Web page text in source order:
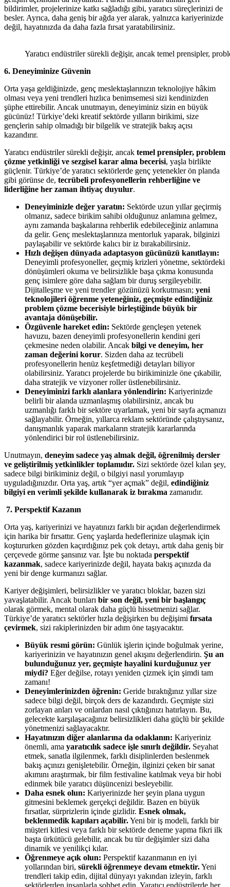
bildirimler, projelerinize katkı sağladığı gibi, yaratıcı süreçlerinizi de
besler. Ayrıca, daha geniş bir ağda yer alarak, yalnızca kariyerinizde
değil, hayatınızda da daha fazla fırsat yaratabilirsiniz.
Yaratıcı endüstriler sürekli değişir, ancak temel prensipler,
6. Deneyiminize Güvenin
Orta yaşa geldiğinizde, genç meslektaşlarınızın teknolojiye hâkim
olması veya yeni trendleri hızlıca benimsemesi sizi kendinizden
şüphe ettirebilir. Ancak unutmayın, deneyiminiz sizin en büyük
gücünüz! Türkiye’deki kreatif sektörde yılların birikimi, size
gençlerin sahip olmadığı bir bilgelik ve stratejik bakış açısı
kazandırır.
Yaratıcı endüstriler sürekli değişir, ancak temel prensipler, problem
çözme yetkinliği ve sezgisel karar alma becerisi, yaşla birlikte
güçlenir. Türkiye’de yaratıcı sektörlerde genç yetenekler ön planda
gibi görünse de, tecrübeli profesyonellerin rehberliğine ve
liderliğine her zaman ihtiyaç duyulur.
Deneyiminizle değer yaratın: Sektörde uzun yıllar geçirmiş
olmanız, sadece birikim sahibi olduğunuz anlamına gelmez,
aynı zamanda başkalarına rehberlik edebileceğiniz anlamına
da gelir. Genç meslektaşlarınıza mentorluk yaparak, bilginizi
paylaşabilir ve sektörde kalıcı bir iz bırakabilirsiniz.
Hızlı değişen dünyada adaptasyon gücünüzü kanıtlayın:
Deneyimli profesyoneller, geçmiş krizleri yönetme, sektördeki
dönüşümleri okuma ve belirsizlikle başa çıkma konusunda
genç isimlere göre daha sağlam bir duruş sergileyebilir.
Dijitalleşme ve yeni trendler gözünüzü korkutmasın; yeni
teknolojileri öğrenme yeteneğiniz, geçmişte edindiğiniz
problem çözme becerisiyle birleştiğinde büyük bir
avantaja dönüşebilir.
Özgüvenle hareket edin: Sektörde gençleşen yetenek
havuzu, bazen deneyimli profesyonellerin kendini geri
çekmesine neden olabilir. Ancak bilgi ve deneyim, her
zaman değerini korur. Sizden daha az tecrübeli
profesyonellerin henüz keşfetmediği detayları biliyor
olabilirsiniz. Yaratıcı projelerde bu birikiminizle öne çıkabilir,
daha stratejik ve vizyoner roller üstlenebilirsiniz.
Deneyiminizi farklı alanlara yönlendirin: Kariyerinizde
belirli bir alanda uzmanlaşmış olabilirsiniz, ancak bu
uzmanlığı farklı bir sektöre uyarlamak, yeni bir sayfa açmanızı
sağlayabilir. Örneğin, yıllarca reklam sektöründe çalıştıysanız,
danışmanlık yaparak markaların stratejik kararlarında
yönlendirici bir rol üstlenebilirsiniz.
Unutmayın, deneyim sadece yaş almak değil, öğrenilmiş dersler
ve geliştirilmiş yetkinlikler toplamıdır. Sizi sektörde özel kılan şey,
sadece bilgi birikiminiz değil, o bilgiyi nasıl yorumlayıp
uyguladığınızdır. Orta yaş, artık “yer açmak” değil, edindiğiniz
bilgiyi en verimli şekilde kullanarak iz bırakma zamanıdır.
7. Perspektif Kazanın
Orta yaş, kariyerinizi ve hayatınızı farklı bir açıdan değerlendirmek
için harika bir fırsattır. Genç yaşlarda hedeflerinize ulaşmak için
koştururken gözden kaçırdığınız pek çok detayı, artık daha geniş bir
çerçevede görme şansınız var. İşte bu noktada perspektif
kazanmak, sadece kariyerinizde değil, hayata bakış açınızda da
yeni bir denge kurmanızı sağlar.
Kariyer değişimleri, belirsizlikler ve yaratıcı bloklar, bazen sizi
yavaşlatabilir. Ancak bunları bir son değil, yeni bir başlangıç
olarak görmek, mental olarak daha güçlü hissetmenizi sağlar.
Türkiye’de yaratıcı sektörler hızla değişirken bu değişimi fırsata
çevirmek, sizi rakiplerinizden bir adım öne taşıyacaktır.
Büyük resmi görün: Günlük işlerin içinde boğulmak yerine,
kariyerinizin ve hayatınızın genel akışını değerlendirin. Şu an
bulunduğunuz yer, geçmişte hayalini kurduğunuz yer
miydi? Eğer değilse, rotayı yeniden çizmek için şimdi tam
zamanı!
Deneyimlerinizden öğrenin: Geride bıraktığınız yıllar size
sadece bilgi değil, birçok ders de kazandırdı. Geçmişte sizi
zorlayan anları ve onlardan nasıl çıktığınızı hatırlayın. Bu,
gelecekte karşılaşacağınız belirsizlikleri daha güçlü bir şekilde
yönetmenizi sağlayacaktır.
Hayatınızın diğer alanlarına da odaklanın: Kariyeriniz
önemli, ama yaratıcılık sadece işle sınırlı değildir. Seyahat
etmek, sanatla ilgilenmek, farklı disiplinlerden beslenmek
bakış açınızı genişletebilir. Örneğin, ilginizi çeken bir sanat
akımını araştırmak, bir film festivaline katılmak veya bir hobi
edinmek bile yaratıcı düşüncenizi besleyebilir.
Daha esnek olun: Kariyerinizde her şeyin plana uygun
gitmesini beklemek gerçekçi değildir. Bazen en büyük
fırsatlar, sürprizlerin içinde gizlidir. Esnek olmak,
beklenmedik kapıları açabilir.Yeni bir iş modeli, farklı bir
müşteri kitlesi veya farklı bir sektörde deneme yapma fikri ilk
başta ürkütücü gelebilir, ancak bu tür değişimler sizi daha
dinamik ve yenilikçi kılar.
Öğrenmeye açık olun: Perspektif kazanmanın en iyi
yollarından biri, sürekli öğrenmeye devam etmektir.Yeni
trendleri takip edin, dijital dünyayı yakından izleyin, farklı